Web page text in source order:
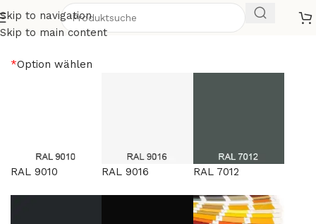
Skip to navigation
Skip to main content
Antonio 5
*Option wählen
RAL 9010 RAL 9016 RAL 7012